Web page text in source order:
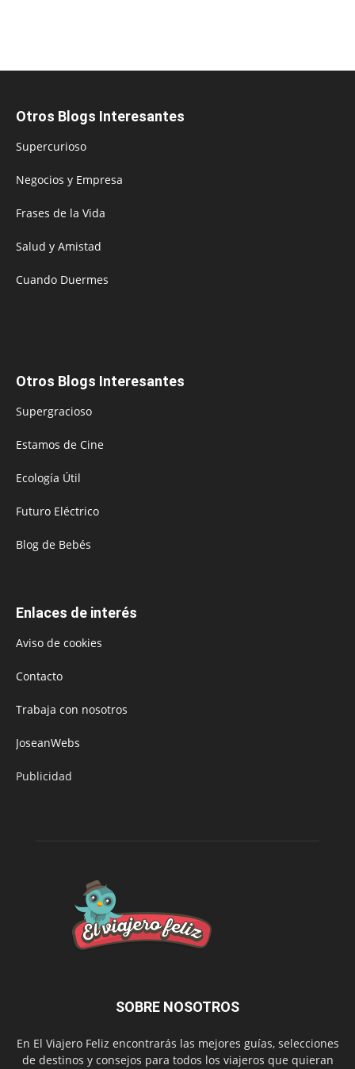
Otros Blogs Interesantes
Supercurioso
Negocios y Empresa
Frases de la Vida
Salud y Amistad
Cuando Duermes
Otros Blogs Interesantes
Supergracioso
Estamos de Cine
Ecología Útil
Futuro Eléctrico
Blog de Bebés
Enlaces de interés
Aviso de cookies
Contacto
Trabaja con nosotros
JoseanWebs
Publicidad
SOBRE NOSOTROS
En El Viajero Feliz encontrarás las mejores guías, selecciones
de destinos y consejos para todos los viajeros que quieran